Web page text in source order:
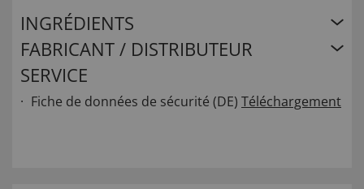
INGRÉDIENTS
FABRICANT / DISTRIBUTEUR
SERVICE
Fiche de données de sécurité (DE) Téléchargement